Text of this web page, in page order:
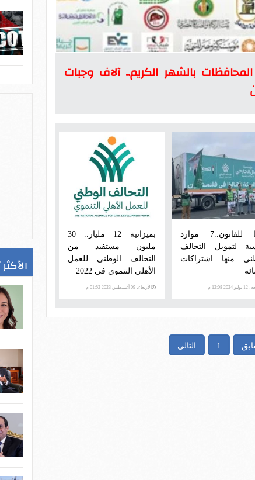
بالشهر الكريم.. آلاف وجبات
وفقا للقانون..7 موارد
لتمويل التحالف
منها اشتراكات
12:08 م
بميزانية 12 مليار.. 30
مليون مستفيد من
التحالف الوطني للعمل
الأهلي التنموي في 2022
الأربعاء، 09 أغسطس 2023 01:52 م
1 التالى